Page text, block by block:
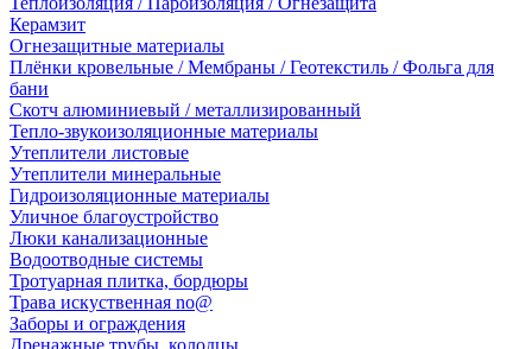
Керамзит
Огнезащитные материалы
Плёнки кровельные / Мембраны / Геотекстиль / Фольга для
бани
Скотч алюминиевый / металлизированный
Тепло-звукоизоляционные материалы
Утеплители листовые
Утеплители минеральные
Гидроизоляционные материалы
Уличное благоустройство
Люки канализационные
Водоотводные системы
Тротуарная плитка, бордюры
Трава искуственная no@
Заборы и ограждения
Дренажные трубы, колодцы